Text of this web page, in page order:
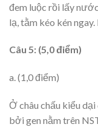
đem luộc rồi lấy
lạ, tằm kéo kén
Câu 5: (5,0 điểm)
a. (1,0 điểm)
Ở châu chấu kiểu
bởi gen nằm trên